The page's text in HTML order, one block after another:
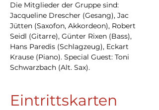
Die Mitglieder der Gruppe sind:
Jacqueline Drescher (Gesang), Jac
Jütten (Saxofon, Akkordeon), Robert
Seidl (Gitarre), Günter Rixen (Bass),
Hans Paredis (Schlagzeug), Eckart
Krause (Piano). Special Guest: Toni
Schwarzbach (Alt. Sax).
Eintrittskarten